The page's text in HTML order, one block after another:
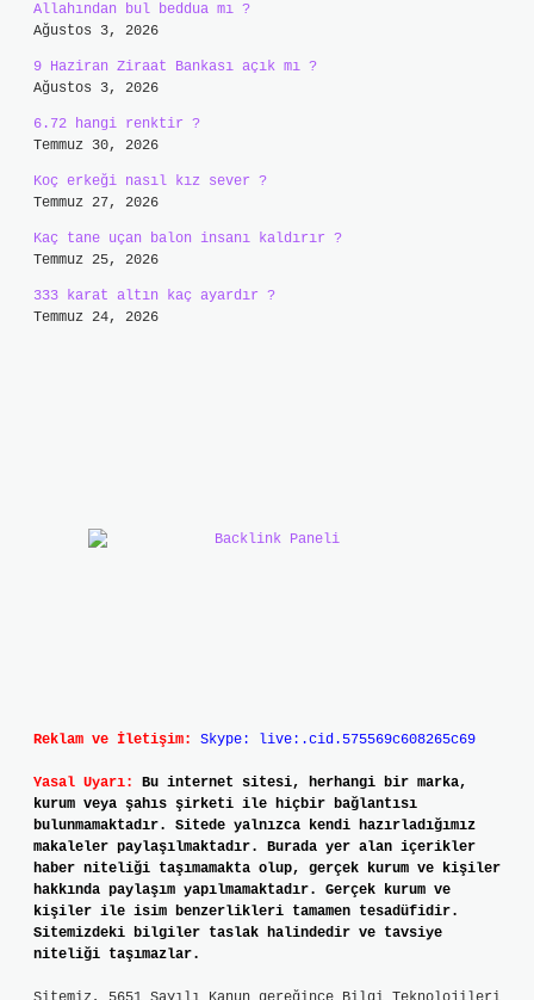
Allahından bul beddua mı ?
Ağustos 3, 2026
9 Haziran Ziraat Bankası açık mı ?
Ağustos 3, 2026
6.72 hangi renktir ?
Temmuz 30, 2026
Koç erkeği nasıl kız sever ?
Temmuz 27, 2026
Kaç tane uçan balon insanı kaldırır ?
Temmuz 25, 2026
333 karat altın kaç ayardır ?
Temmuz 24, 2026
Reklam ve İletişim: Skype: live:.cid.575569c608265c69
Yasal Uyarı:
Bu internet sitesi, herhangi bir marka,
kurum veya şahıs şirketi ile hiçbir bağlantısı
bulunmamaktadır. Sitede yalnızca kendi hazırladığımız
makaleler paylaşılmaktadır. Burada yer alan içerikler
haber niteliği taşımamakta olup, gerçek kurum ve kişiler
hakkında paylaşım yapılmamaktadır. Gerçek kurum ve
kişiler ile isim benzerlikleri tamamen tesadüfidir.
Sitemizdeki bilgiler taslak halindedir ve tavsiye
niteliği taşımazlar.